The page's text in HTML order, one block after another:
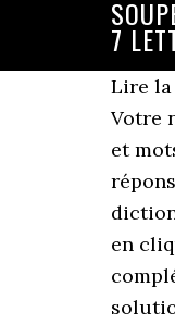
7
Lire la
Votre
et
en